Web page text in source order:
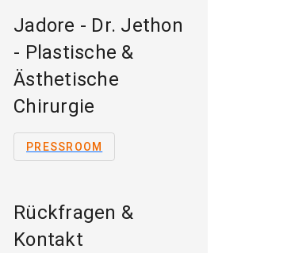
Jadore - Dr. Jethon
- Plastische &
Ästhetische
Chirurgie
PRESSROOM
Rückfragen &
Kontakt